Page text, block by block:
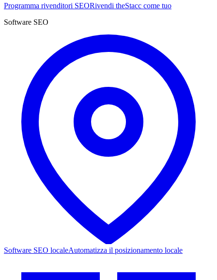
Programma rivenditori SEORivendi theStacc come tuo
Software SEO
Software SEO localeAutomatizza il posizionamento locale